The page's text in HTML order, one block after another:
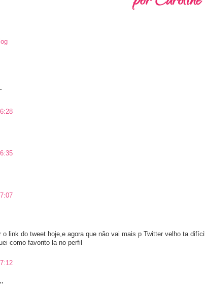
link do tweet hoje,e agora que não vai mais p Twitter velho ta difícil,
como favorito la no perfil